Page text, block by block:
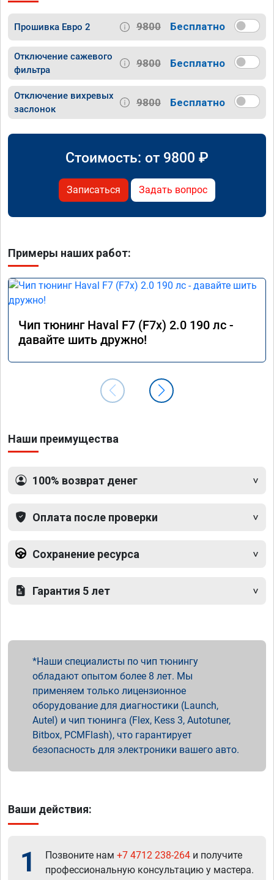
Прошивка Евро 2 9800 Бесплатно
Отключение сажевого
фильтра
9800 Бесплатно
Отключение вихревых
заслонок
9800 Бесплатно
Стоимость: от 9800 ₽
Записаться Задать вопрос
Примеры наших работ:
Чип тюнинг Haval F7 (F7x) 2.0 190 лс -
давайте шить дружно!
Наши преимущества
100% возврат денег
Оплата после проверки
Сохранение ресурса
Гарантия 5 лет
Наши специалисты по чип тюнингу
обладают опытом более 8 лет. Мы
применяем только лицензионное
оборудование для диагностики (Launch,
Autel) и чип тюнинга (Flex, Kess 3, Autotuner,
Bitbox, PCMFlash), что гарантирует
безопасность для электроники вашего авто.
Ваши действия:
1 Позвоните нам +7 4712 238-264 и получите
профессиональную консультацию у мастера.